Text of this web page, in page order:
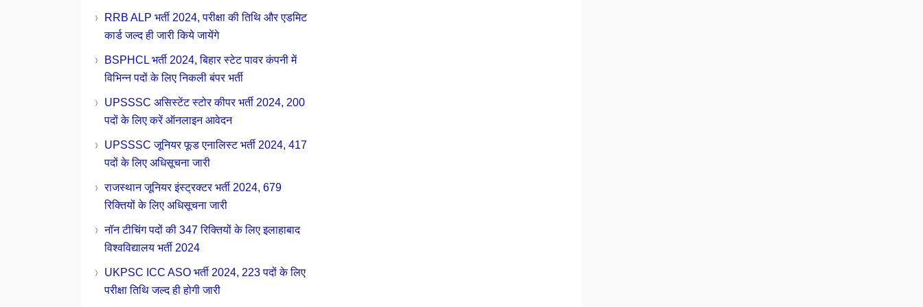
RRB ALP भर्ती 2024, परीक्षा की तिथि और एडमिट
कार्ड जल्द ही जारी किये जायेंगे
BSPHCL भर्ती 2024, बिहार स्टेट पावर कंपनी में
विभिन्न पदों के लिए निकली बंपर भर्ती
UPSSSC असिस्टेंट स्टोर कीपर भर्ती 2024, 200
पदों के लिए करें ऑनलाइन आवेदन
UPSSSC जूनियर फूड एनालिस्ट भर्ती 2024, 417
पदों के लिए अधिसूचना जारी
राजस्थान जूनियर इंस्ट्रक्टर भर्ती 2024, 679
रिक्तियों के लिए अधिसूचना जारी
नॉन टीचिंग पदों की 347 रिक्तियों के लिए इलाहाबाद
विश्वविद्यालय भर्ती 2024
UKPSC ICC ASO भर्ती 2024, 223 पदों के लिए
परीक्षा तिथि जल्द ही होगी जारी